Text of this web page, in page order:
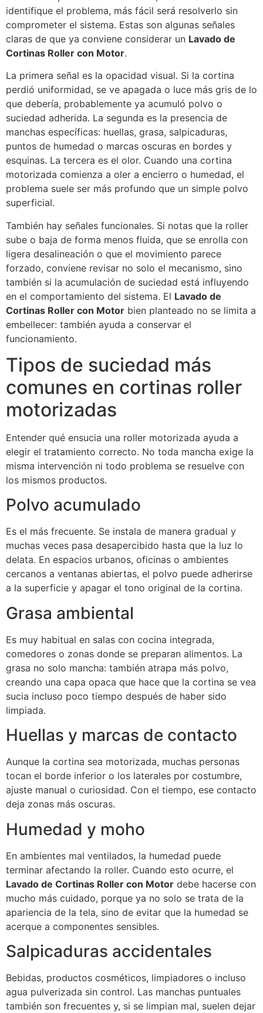
identifique el problema, más fácil será resolverlo sin
comprometer el sistema. Estas son algunas señales
claras de que ya conviene considerar un Lavado de
Cortinas Roller con Motor.
La primera señal es la opacidad visual. Si la cortina
perdió uniformidad, se ve apagada o luce más gris de lo
que debería, probablemente ya acumuló polvo o
suciedad adherida. La segunda es la presencia de
manchas específicas: huellas, grasa, salpicaduras,
puntos de humedad o marcas oscuras en bordes y
esquinas. La tercera es el olor. Cuando una cortina
motorizada comienza a oler a encierro o humedad, el
problema suele ser más profundo que un simple polvo
superficial.
También hay señales funcionales. Si notas que la roller
sube o baja de forma menos fluida, que se enrolla con
ligera desalineación o que el movimiento parece
forzado, conviene revisar no solo el mecanismo, sino
también si la acumulación de suciedad está influyendo
en el comportamiento del sistema. El Lavado de
Cortinas Roller con Motor bien planteado no se limita a
embellecer: también ayuda a conservar el
funcionamiento.
Tipos de suciedad más
comunes en cortinas roller
motorizadas
Entender qué ensucia una roller motorizada ayuda a
elegir el tratamiento correcto. No toda mancha exige la
misma intervención ni todo problema se resuelve con
los mismos productos.
Polvo acumulado
Es el más frecuente. Se instala de manera gradual y
muchas veces pasa desapercibido hasta que la luz lo
delata. En espacios urbanos, oficinas o ambientes
cercanos a ventanas abiertas, el polvo puede adherirse
a la superficie y apagar el tono original de la cortina.
Grasa ambiental
Es muy habitual en salas con cocina integrada,
comedores o zonas donde se preparan alimentos. La
grasa no solo mancha: también atrapa más polvo,
creando una capa opaca que hace que la cortina se vea
sucia incluso poco tiempo después de haber sido
limpiada.
Huellas y marcas de contacto
Aunque la cortina sea motorizada, muchas personas
tocan el borde inferior o los laterales por costumbre,
ajuste manual o curiosidad. Con el tiempo, ese contacto
deja zonas más oscuras.
Humedad y moho
En ambientes mal ventilados, la humedad puede
terminar afectando la roller. Cuando esto ocurre, el
Lavado de Cortinas Roller con Motor debe hacerse con
mucho más cuidado, porque ya no solo se trata de la
apariencia de la tela, sino de evitar que la humedad se
acerque a componentes sensibles.
Salpicaduras accidentales
Bebidas, productos cosméticos, limpiadores o incluso
agua pulverizada sin control. Las manchas puntuales
también son frecuentes y, si se limpian mal, suelen dejar